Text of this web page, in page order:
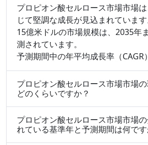
プロピオン酸セルロース市場市場
じて堅調な成長が見込まれています
15億米ドルの市場規模は、2035年
測されています。
予測期間中の年平均成長率（CAGR
プロピオン酸セルロース市場市場
どのくらいですか？
プロピオン酸セルロース市場市場
れている基準年と予測期間は何です